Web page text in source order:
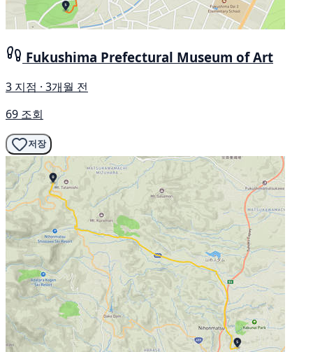
Fukushima Prefectural Museum of Art
3 지점 · 3개월 전
69 조회
저장